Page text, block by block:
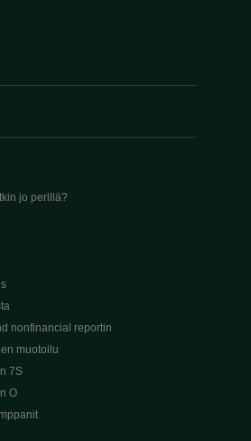
jo perillä?
nonfinancial reportin
muotoilu
7S
O